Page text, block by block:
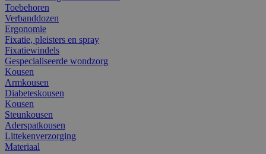
Toebehoren
Verbanddozen
Ergonomie
Fixatie, pleisters en spray
Fixatiewindels
Gespecialiseerde wondzorg
Kousen
Armkousen
Diabeteskousen
Kousen
Steunkousen
Aderspatkousen
Littekenverzorging
Materiaal